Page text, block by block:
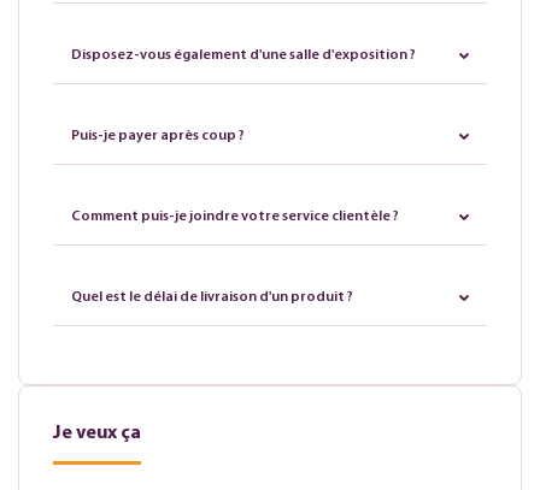
Disposez-vous également d'une salle d'exposition ?
Puis-je payer après coup ?
Comment puis-je joindre votre service clientèle ?
Quel est le délai de livraison d'un produit ?
Je veux ça